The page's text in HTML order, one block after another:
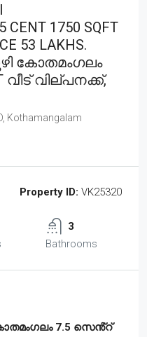
CENT 1750 SQFT
53 LAKHS.
കോതമംഗലം
വീട് വില്പനക്ക്,
Kothamangalam
Property ID: VK25320
3
Bathrooms
7.5 സെൻ്റ്